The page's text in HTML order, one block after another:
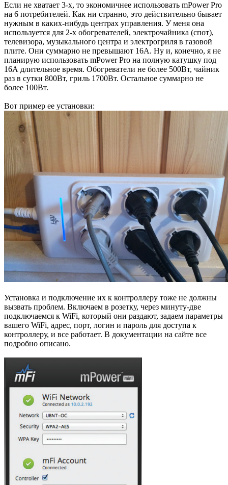
Если не хватает 3-х, то экономичнее использовать mPower Pro
на 6 потребителей. Как ни странно, это действительно бывает
нужным в каких-нибудь центрах управления. У меня она
используется для 2-х обогревателей, электрочайника (спот),
телевизора, музыкального центра и электрогриля в газовой
плите. Они суммарно не превышают 16А. Ну и, конечно, я не
планирую использовать mPower Pro на полную катушку под
16А длительное время. Обогреватели не более 500Вт, чайник
раз в сутки 800Вт, гриль 1700Вт. Остальное суммарно не
более 100Вт.
Вот пример ее установки:
Установка и подключение их к контроллеру тоже не должны
вызвать проблем. Включаем в розетку, через минуту-две
подключаемся к WiFi, который они раздают, задаем параметры
вашего WiFi, адрес, порт, логин и пароль для доступа к
контроллеру, и все работает. В документации на сайте все
подробно описано.